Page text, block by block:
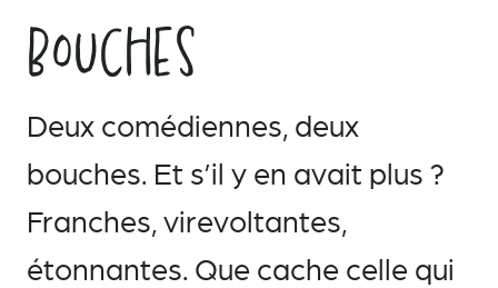
Bouches
Deux comédiennes, deux
bouches. Et s’il y en avait plus ?
Franches, virevoltantes,
étonnantes. Que cache celle qui